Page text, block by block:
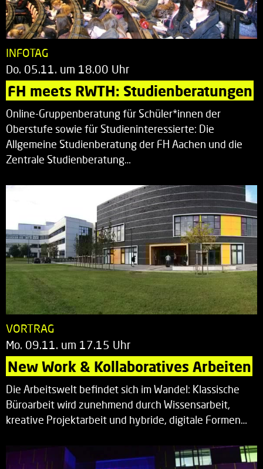
INFOTAG
Do. 05.11. um 18.00 Uhr
FH meets RWTH: Studienberatungen
Online-Gruppenberatung für Schüler*innen der
Oberstufe sowie für Studieninteressierte: Die
Allgemeine Studienberatung der FH Aachen und die
Zentrale Studienberatung…
VORTRAG
Mo. 09.11. um 17.15 Uhr
New Work & Kollaboratives Arbeiten
Die Arbeitswelt befindet sich im Wandel: Klassische
Büroarbeit wird zunehmend durch Wissensarbeit,
kreative Projektarbeit und hybride, digitale Formen…